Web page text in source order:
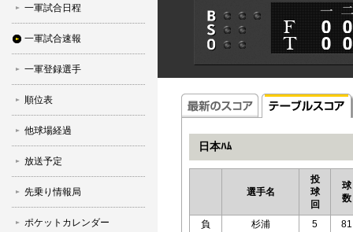
一軍試合日程
一軍試合速報
一軍登録選手
順位表
他球場経過
放送予定
先乗り情報局
ポケットカレンダー
日本ﾊﾑ
選手名
投
球
回
球
数
負 杉浦 5
81